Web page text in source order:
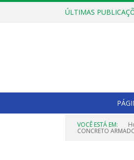
ÚLTIMAS
VOCÊ ESTÁ EM:
CONCRETO